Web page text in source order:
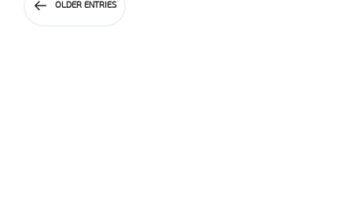
OLDER ENTRIES